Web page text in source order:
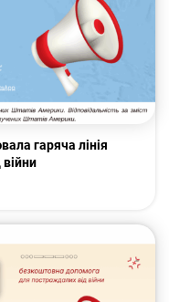
гаряча лінія